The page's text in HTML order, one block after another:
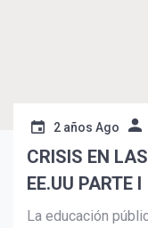
2 años Ago
CRISIS EN
EE.UU PARTE I
La educación